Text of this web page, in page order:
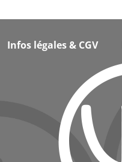
Infos légales & CGV